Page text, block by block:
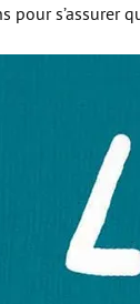
pour s’assurer